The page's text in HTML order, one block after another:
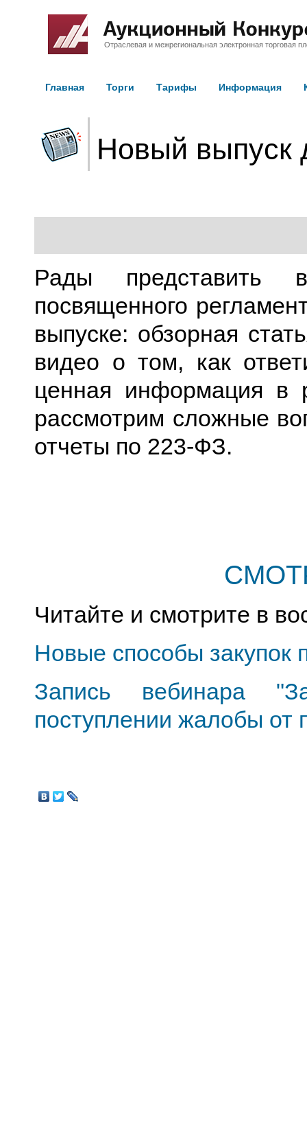
Отраслевая и межрегиональная электронная торговая
Главная Торги Тарифы Информация
Новый выпуск
Рады представить
посвященного
выпуске: обзорная
видео о том, как
ценная информация в
рассмотрим сложные
отчеты по 223-ФЗ.
Читайте и смотрите в
Новые способы закупок
Запись вебинара
поступлении жалобы от